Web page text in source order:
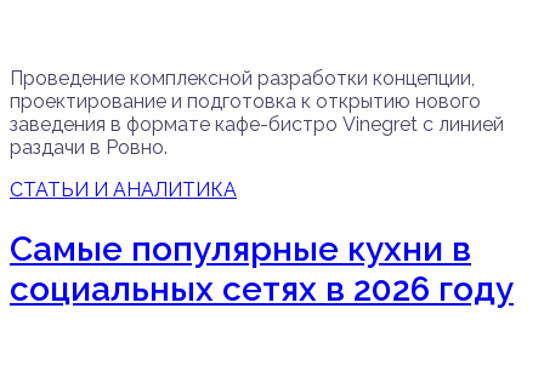
Проведение комплексной разработки концепции,
проектирование и подготовка к открытию нового
заведения в формате кафе-бистро Vinegret с линией
раздачи в Ровно.
СТАТЬИ И АНАЛИТИКА
Самые популярные кухни в
социальных сетях в 2026 году